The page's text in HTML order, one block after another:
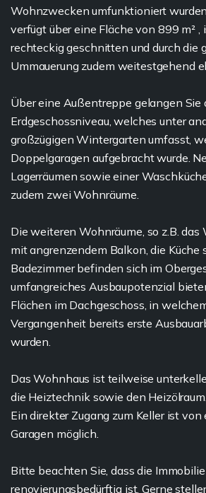
Wohnzwecken umfunktioniert
verfügt über eine Fläche von 899 m² ,
rechteckig geschnitten und durch die
Ummauerung zudem weitestgehend
Über eine Außentreppe gelangen Sie
Erdgeschossniveau, welches unter
großzügigen Wintergarten umfasst,
Doppelgaragen aufgebracht wurde.
Lagerräumen sowie einer
zudem zwei Wohnräume.
Die weiteren Wohnräume, so z.B.
mit angrenzendem Balkon, die Küche
Badezimmer befinden sich im
umfangreiches Ausbaupotenzial
Flächen im Dachgeschoss, in
Vergangenheit bereits erste
wurden.
Das Wohnhaus ist teilweise
die Heiztechnik sowie den Heizölraum.
Ein direkter Zugang zum Keller ist von
Garagen möglich.
Bitte beachten Sie, dass die Immobilie
renovierungsbedürftig ist. Gerne